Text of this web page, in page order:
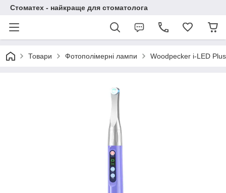
Стоматех - найкраще для стоматолога
Товари Фотополімерні лампи Woodpecker i-LED